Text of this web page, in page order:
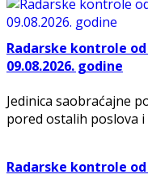
Radarske kontrole od
09.08.2026. godine
Jedinica saobraćajne
pored ostalih poslova i
Radarske kontrole od